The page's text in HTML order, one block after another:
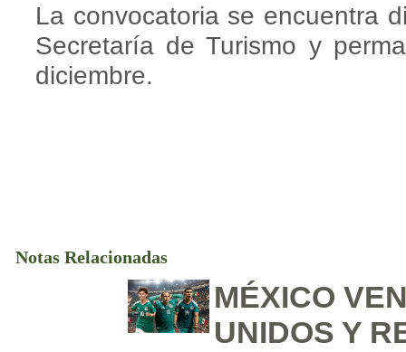
La convocatoria se encuentra
Secretaría de Turismo y
diciembre.
Notas Relacionadas
MÉXICO
UNIDOS Y